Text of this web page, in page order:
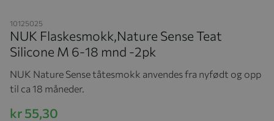
10125025
NUK Flaskesmokk,Nature Sense Teat
Silicone M 6-18 mnd -2pk
NUK Nature Sense tåtesmokk anvendes fra nyfødt og opp
til ca 18 måneder.
kr 55,30